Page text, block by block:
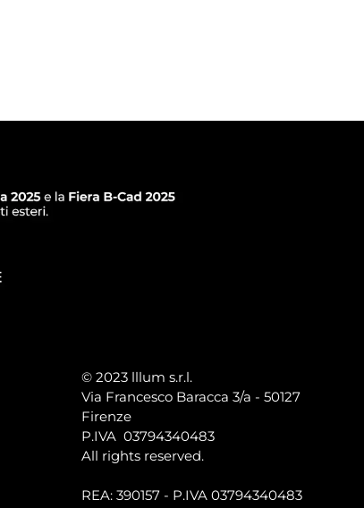
© 2023 lllum s.r.l.
Via Francesco Baracca 3/a - 50127
Firenze
P.IVA 03794340483
All rights reserved.
REA: 390157 - P.IVA 03794340483